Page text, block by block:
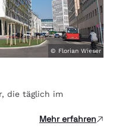
© Florian Wieser
die täglich im
Mehr erfahren